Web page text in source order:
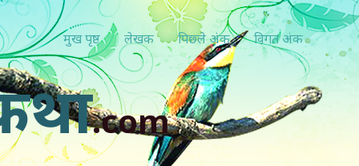
मुख पृष्ठ लेखक पिछ्ले अंक विगत अंक
.com